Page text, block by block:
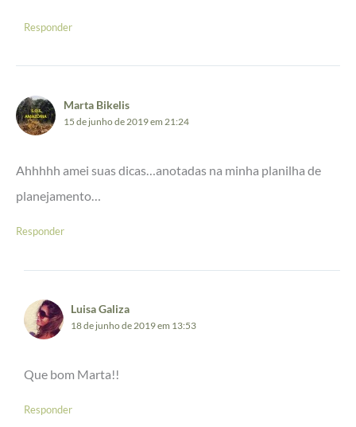
Responder
Marta Bikelis
15 de junho de 2019 em 21:24
Ahhhhh amei suas dicas…anotadas na minha planilha de
planejamento…
Responder
Luisa Galiza
18 de junho de 2019 em 13:53
Que bom Marta!!
Responder